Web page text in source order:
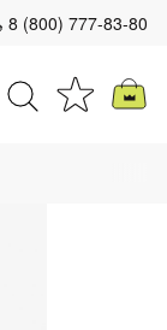
8 (800) 777-83-80